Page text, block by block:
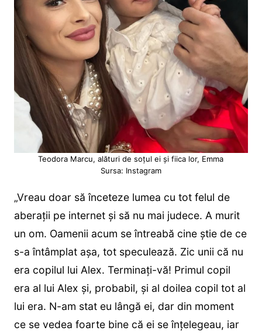
Teodora Marcu, alături de soțul ei și fiica lor, Emma
Sursa: Instagram
„Vreau doar să înceteze lumea cu tot felul de
aberații pe internet și să nu mai judece. A murit
un om. Oamenii acum se întreabă cine știe de ce
s-a întâmplat așa, tot speculează. Zic unii că nu
era copilul lui Alex. Terminați-vă! Primul copil
era al lui Alex și, probabil, și al doilea copil tot al
lui era. N-am stat eu lângă ei, dar din moment
ce se vedea foarte bine că ei se înțelegeau, iar